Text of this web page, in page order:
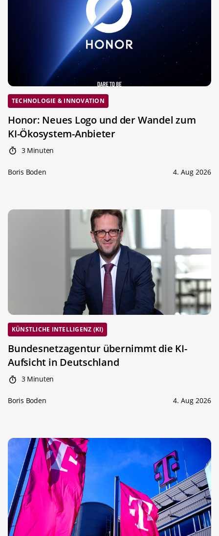
TECHNOLOGIE & INNOVATION
Honor: Neues Logo und der Wandel zum
KI-Ökosystem-Anbieter
3 Minuten
Boris Boden 4. Aug 2026
KÜNSTLICHE INTELLIGENZ (KI)
Bundesnetzagentur übernimmt die KI-
Aufsicht in Deutschland
3 Minuten
Boris Boden 4. Aug 2026